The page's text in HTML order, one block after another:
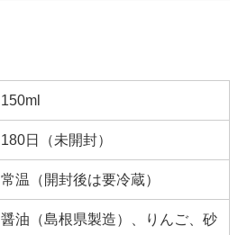
150ml
180日（未開封）
常温（開封後は要冷蔵）
醤油（島根県製造）、りんご、砂